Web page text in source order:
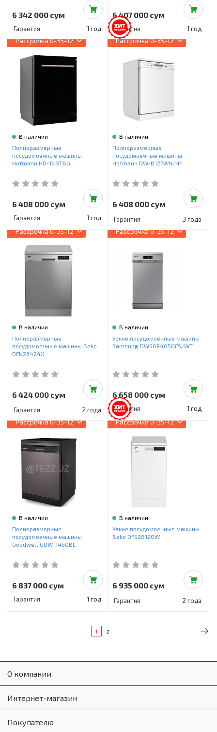
6 342 000 сум
Гарантия 1 год
6 407 000 сум
Гарантия 1 год
Рассрочка0-35-12
В наличии
Полноразмерные
посудомоечные машины
Hofmann HD-148TBG
6 408 000 сум
Гарантия 1 год
Рассрочка0-35-12
В наличии
Полноразмерные
посудомоечные машины
Hofmann DW-B127WH/HF
6 408 000 сум
Гарантия 3 года
Рассрочка0-35-12
В наличии
Полноразмерные
посудомоечные машины Beko
DFN26424X
6 424 000 сум
Гарантия 2 года
Рассрочка0-35-12
В наличии
Узкие посудомоечные машины
Samsung DW50R4050FS/WT
6 658 000 сум
Гарантия 1 год
Рассрочка0-35-12
В наличии
Полноразмерные
посудомоечные машины
Goodwell GDW-1460BL
6 837 000 сум
Гарантия 1 год
Рассрочка0-35-12
В наличии
Узкие посудомоечные машины
Beko DFS28120W
6 935 000 сум
Гарантия 2 года
1 2
О компании
Интернет-магазин
Покупателю